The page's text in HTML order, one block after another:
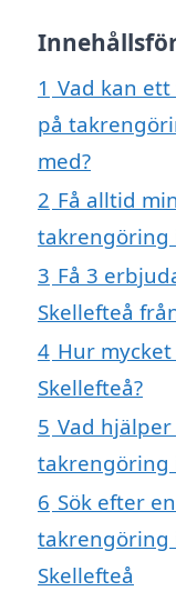
1 Vad kan
på
med?
2 Få alltid
takrengöring
3 Få 3
Skellefteå
4 Hur
Skellefteå?
5 Vad
takrengöring
6 Sök efter
takrengöring
Skellefteå